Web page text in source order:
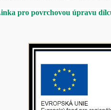
pro povrchovou úpravu